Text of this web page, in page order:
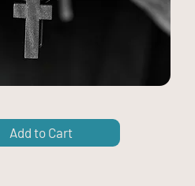
Add to Cart